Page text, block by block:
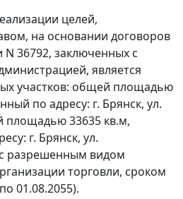
целей,
на основании договоров
N 36792, заключенных с
является
участков: общей площадью
по адресу: г. Брянск, ул.
площадью 33635 кв.м,
г. Брянск, ул.
разрешенным видом
торговли, сроком
01.08.2055).